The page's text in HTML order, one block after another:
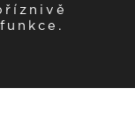
lištu GDPR